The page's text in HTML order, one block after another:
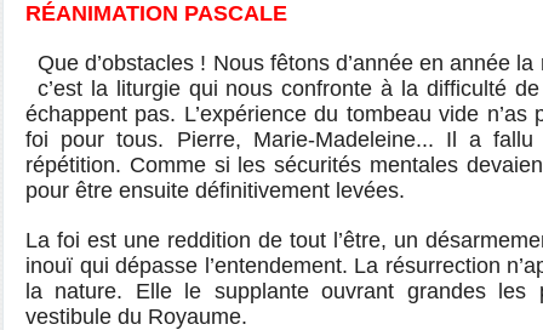
RÉANIMATION PASCALE
Que d’obstacles ! Nous fêtons d’année en année
c’est la liturgie qui nous confronte à la difficulté
échappent pas. L’expérience du tombeau vide
foi pour tous. Pierre, Marie-Madeleine... Il a
répétition. Comme si les sécurités mentales
pour être ensuite définitivement levées.
La foi est une reddition de tout l’être, un
inouï qui dépasse l’entendement. La résurrection
la nature. Elle le supplante ouvrant grandes
vestibule du Royaume.